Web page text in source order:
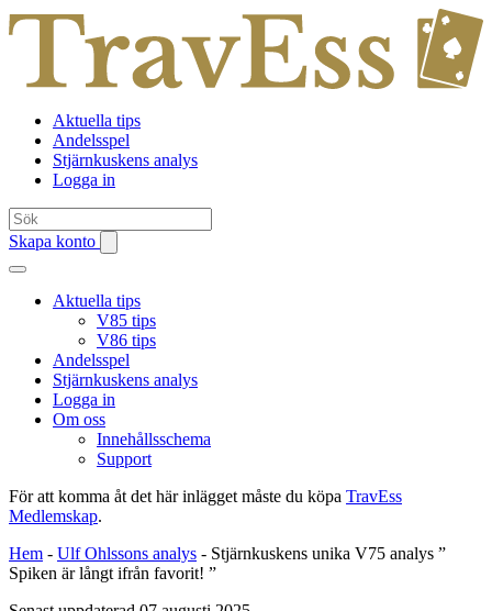
Aktuella tips
Andelsspel
Stjärnkuskens analys
Logga in
Skapa konto
Aktuella tips
V85 tips
V86 tips
Andelsspel
Stjärnkuskens analys
Logga in
Om oss
Innehållsschema
Support
För att komma åt det här inlägget måste du köpa TravEss
Medlemskap.
Hem - Ulf Ohlssons analys - Stjärnkuskens unika V75 analys ”
Spiken är långt ifrån favorit! ”